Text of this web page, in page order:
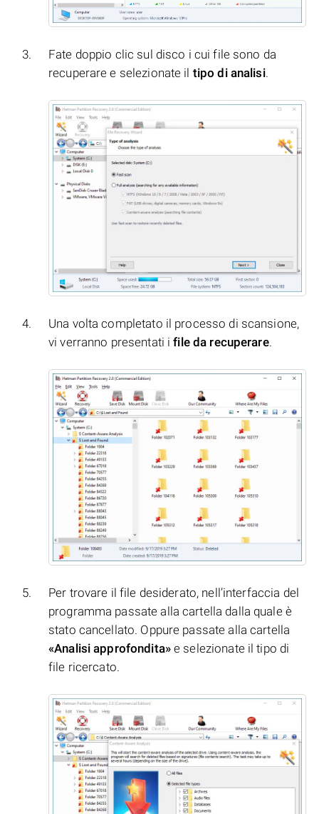
Fate doppio clic sul disco i cui file sono da
recuperare e selezionate il tipo di analisi.
Una volta completato il processo di scansione,
vi verranno presentati ifile da recuperare.
Per trovare il file desiderato, nell’interfaccia del
programma passate alla cartella dalla quale è
stato cancellato. Oppure passate alla cartella
«Analisi approfondita»e selezionate il tipo di
file ricercato.